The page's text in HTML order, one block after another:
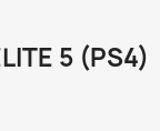
5 (PS4)